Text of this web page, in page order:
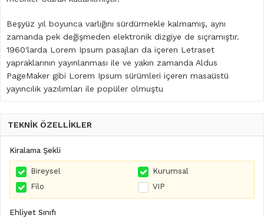
Beşyüz yıl boyunca varlığını sürdürmekle kalmamış, aynı
zamanda pek değişmeden elektronik dizgiye de sıçramıştır.
1960'larda Lorem Ipsum pasajları da içeren Letraset
yapraklarının yayınlanması ile ve yakın zamanda Aldus
PageMaker gibi Lorem Ipsum sürümleri içeren masaüstü
yayıncılık yazılımları ile popüler olmuştu
TEKNİK ÖZELLİKLER
Kiralama Şekli
Bireysel
Kurumsal
Filo
VIP
Ehliyet Sınıfı